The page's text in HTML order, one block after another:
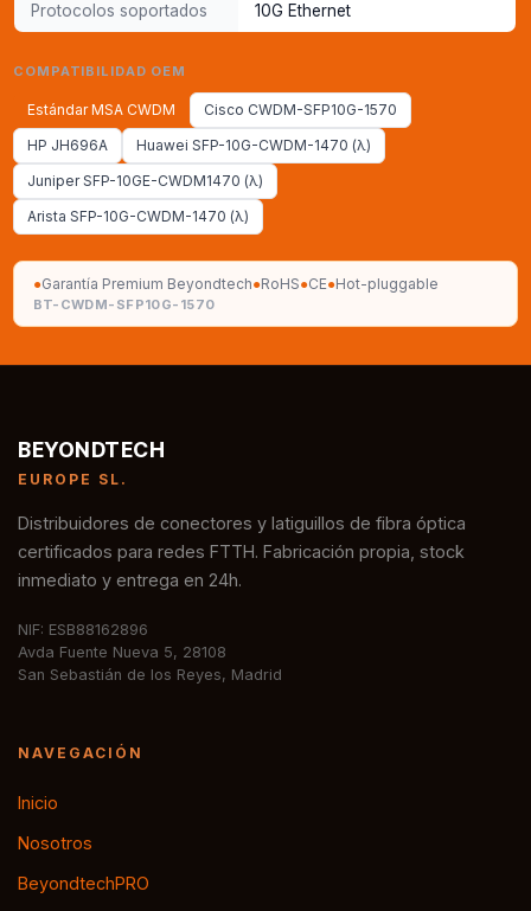
Protocolos soportados 10G Ethernet
COMPATIBILIDAD OEM
Estándar MSA CWDM
Cisco CWDM-SFP10G-1570
HP JH696A
Huawei SFP-10G-CWDM-1470 (λ)
Juniper SFP-10GE-CWDM1470 (λ)
Arista SFP-10G-CWDM-1470 (λ)
●Garantía Premium Beyondtech●RoHS●CE●Hot-pluggable
BT-CWDM-SFP10G-1570
BEYONDTECH
EUROPE SL.
Distribuidores de conectores y latiguillos de fibra óptica
certificados para redes FTTH. Fabricación propia, stock
inmediato y entrega en 24h.
NIF: ESB88162896
Avda Fuente Nueva 5, 28108
San Sebastián de los Reyes, Madrid
NAVEGACIÓN
Inicio
Nosotros
BeyondtechPRO